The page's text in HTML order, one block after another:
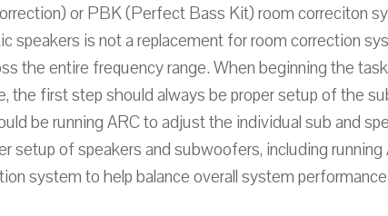
or PBK (Perfect Bass Kit) room correciton
speakers is not a replacement for room correction
the entire frequency range. When beginning the
the first step should always be proper setup of the
be running ARC to adjust the individual sub and
setup of speakers and subwoofers, including
system to help balance overall system